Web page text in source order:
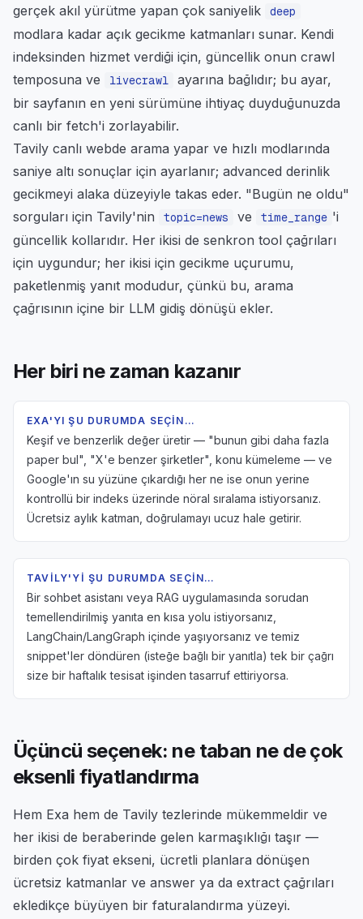
gerçek akıl yürütme yapan çok saniyelik
deep
modlara kadar açık gecikme katmanları sunar. Kendi
indeksinden hizmet verdiği için, güncellik onun crawl
temposuna ve
livecrawl
ayarına bağlıdır; bu ayar,
bir sayfanın en yeni sürümüne ihtiyaç duyduğunuzda
canlı bir fetch'i zorlayabilir.
Tavily canlı webde arama yapar ve hızlı modlarında
saniye altı sonuçlar için ayarlanır; advanced derinlik
gecikmeyi alaka düzeyiyle takas eder. "Bugün ne oldu"
sorguları için Tavily'nin
topic=news ve time_range 'i
güncellik kollarıdır. Her ikisi de senkron tool çağrıları
için uygundur; her ikisi için gecikme uçurumu,
paketlenmiş yanıt modudur, çünkü bu, arama
çağrısının içine bir LLM gidiş dönüşü ekler.
Her biri ne zaman kazanır
EXA'YI ŞU DURUMDA SEÇIN…
Keşif ve benzerlik değer üretir — "bunun gibi daha fazla
paper bul", "X'e benzer şirketler", konu kümeleme — ve
Google'ın su yüzüne çıkardığı her ne ise onun yerine
kontrollü bir indeks üzerinde nöral sıralama istiyorsanız.
Ücretsiz aylık katman, doğrulamayı ucuz hale getirir.
TAVILY'YI ŞU DURUMDA SEÇIN…
Bir sohbet asistanı veya RAG uygulamasında sorudan
temellendirilmiş yanıta en kısa yolu istiyorsanız,
LangChain/LangGraph içinde yaşıyorsanız ve temiz
snippet'ler döndüren (isteğe bağlı bir yanıtla) tek bir çağrı
size bir haftalık tesisat işinden tasarruf ettiriyorsa.
Üçüncü seçenek: ne taban ne de çok
eksenli fiyatlandırma
Hem Exa hem de Tavily tezlerinde mükemmeldir ve
her ikisi de beraberinde gelen karmaşıklığı taşır —
birden çok fiyat ekseni, ücretli planlara dönüşen
ücretsiz katmanlar ve answer ya da extract çağrıları
ekledikçe büyüyen bir faturalandırma yüzeyi.